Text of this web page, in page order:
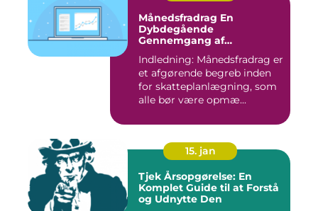
Månedsfradrag En
Dybdegående
Gennemgang af
Indledning: Månedsfradrag er
et afgørende begreb inden
for skatteplanlægning, som
alle bør være opmæ...
15. jan
Tjek Årsopgørelse: En
Komplet Guide til at Forstå
og Udnytte Den